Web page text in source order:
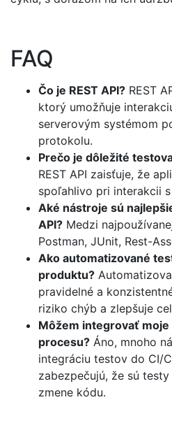
FAQ
Čo je REST API? REST
ktorý umožňuje
serverovým systémom
protokolu.
Prečo je dôležité
REST API zaisťuje, že
spoľahlivo pri interakcii
Aké nástroje sú
API? Medzi
Postman, JUnit, Rest-
Ako automatizované
produktu?
pravidelné a
riziko chýb a zlepšuje
Môžem integrovať moje
procesu? Áno, mnoho
integráciu testov do CI/
zabezpečujú, že sú
zmene kódu.